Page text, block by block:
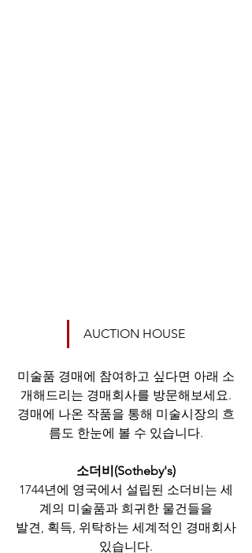
AUCTION HOUSE
미술품 경매에 참여하고 싶다면 아래 소
개해드리는 경매회사를 방문해보세요.
경매에 나온 작품을 통해 미술시장의 흐
름도 한눈에 볼 수 있습니다.
소더비(Sotheby's)
1744년에 영국에서 설립된 소더비는 세
계의 미술품과 희귀한 물건들을
발견, 획득, 위탁하는 세계적인 경매회사
있습니다.